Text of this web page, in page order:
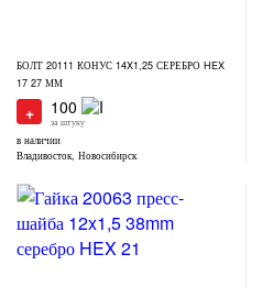
БОЛТ 20111 КОНУС 14X1,25 СЕРЕБРО HEX
17 27 ММ
+ 100
за штуку
в наличии
Владивосток, Новосибирск